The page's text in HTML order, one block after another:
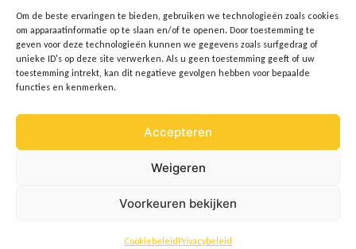
Om de beste ervaringen te bieden, gebruiken we technologieën zoals cookies
om apparaatinformatie op te slaan en/of te openen. Door toestemming te
geven voor deze technologieën kunnen we gegevens zoals surfgedrag of
unieke ID's op deze site verwerken. Als u geen toestemming geeft of uw
toestemming intrekt, kan dit negatieve gevolgen hebben voor bepaalde
functies en kenmerken.
Accepteren
Weigeren
Voorkeuren bekijken
CookiebeleidPrivacybeleid
NL
Tel: 0166-609300
Einfo@magnumheating.nl
Wwww.magnumheating.nl
IBAN | NL37INGB0655775129
BTW | NL8074.91.950.B01